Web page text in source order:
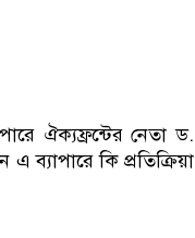
ঐক্যফ্রন্টের নেতা ড.
ব্যাপারে কি প্রতিক্রিয়া